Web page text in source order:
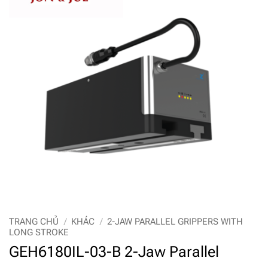
TRANG CHỦ / KHÁC / 2-JAW PARALLEL GRIPPERS WITH
LONG STROKE
GEH6180IL-03-B 2-Jaw Parallel